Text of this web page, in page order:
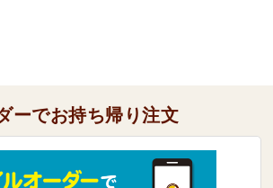
ーでお持ち帰り注文